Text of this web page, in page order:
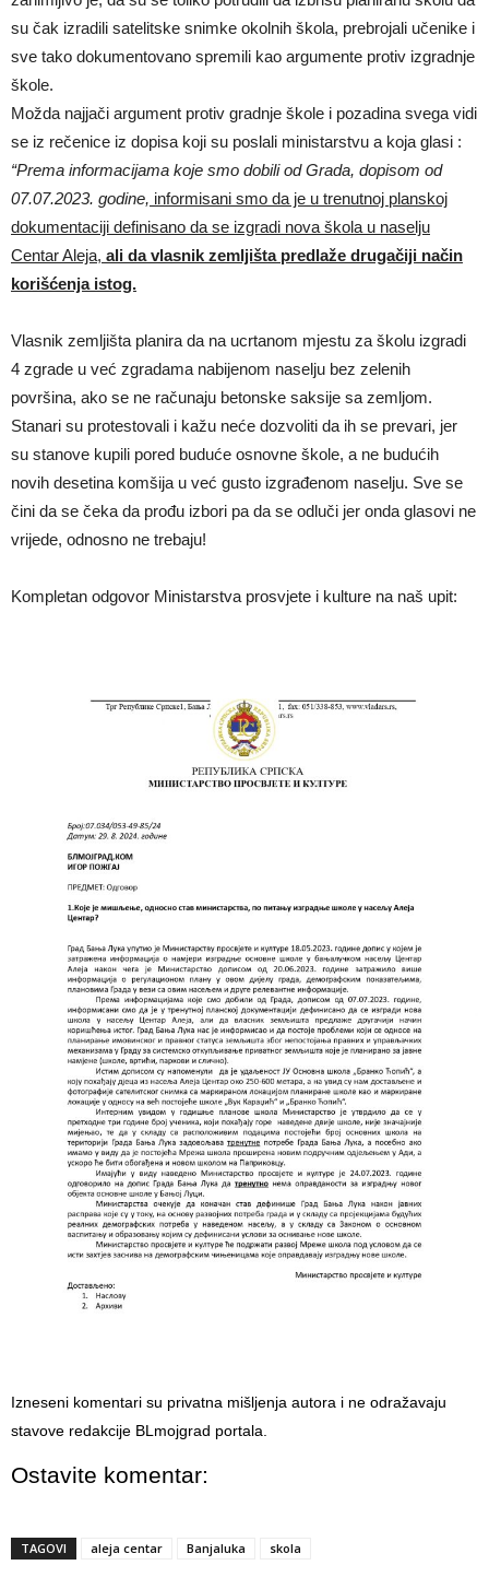
su čak izradili satelitske snimke okolnih škola, prebrojali učenike i
sve tako dokumentovano spremili kao argumente protiv izgradnje
škole.
Možda najjači argument protiv gradnje škole i pozadina svega vidi
se iz rečenice iz dopisa koji su poslali ministarstvu a koja glasi :
“Prema informacijama koje smo dobili od Grada, dopisom od
07.07.2023. godine, informisani smo da je u trenutnoj planskoj
dokumentaciji definisano da se izgradi nova škola u naselju
Centar Aleja, ali da vlasnik zemljišta predlaže drugačiji način
korišćenja istog.
Vlasnik zemljišta planira da na ucrtanom mjestu za školu izgradi
4 zgrade u već zgradama nabijenom naselju bez zelenih
površina, ako se ne računaju betonske saksije sa zemljom.
Stanari su protestovali i kažu neće dozvoliti da ih se prevari, jer
su stanove kupili pored buduće osnovne škole, a ne budućih
novih desetina komšija u već gusto izgrađenom naselju. Sve se
čini da se čeka da prođu izbori pa da se odluči jer onda glasovi ne
vrijede, odnosno ne trebaju!
Kompletan odgovor Ministarstva prosvjete i kulture na naš upit:
Izneseni komentari su privatna mišljenja autora i ne odražavaju
stavove redakcije BLmojgrad portala.
Ostavite komentar:
TAGOVI aleja centar Banjaluka skola